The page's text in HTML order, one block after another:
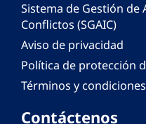
Sistema de Gestión
Conflictos (SGAIC)
Aviso de privacidad
Política de protección
Términos y
Contáctenos